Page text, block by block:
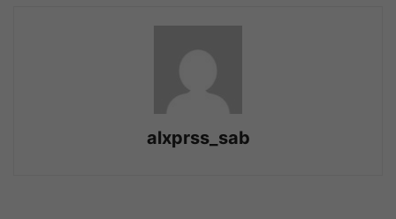
alxprss_sab